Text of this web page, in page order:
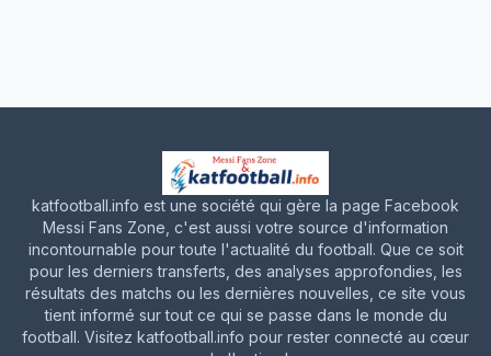
katfootball.info est une société qui gère la page Facebook
Messi Fans Zone, c'est aussi votre source d'information
incontournable pour toute l'actualité du football. Que ce soit
pour les derniers transferts, des analyses approfondies, les
résultats des matchs ou les dernières nouvelles, ce site vous
tient informé sur tout ce qui se passe dans le monde du
football. Visitez katfootball.info pour rester connecté au cœur